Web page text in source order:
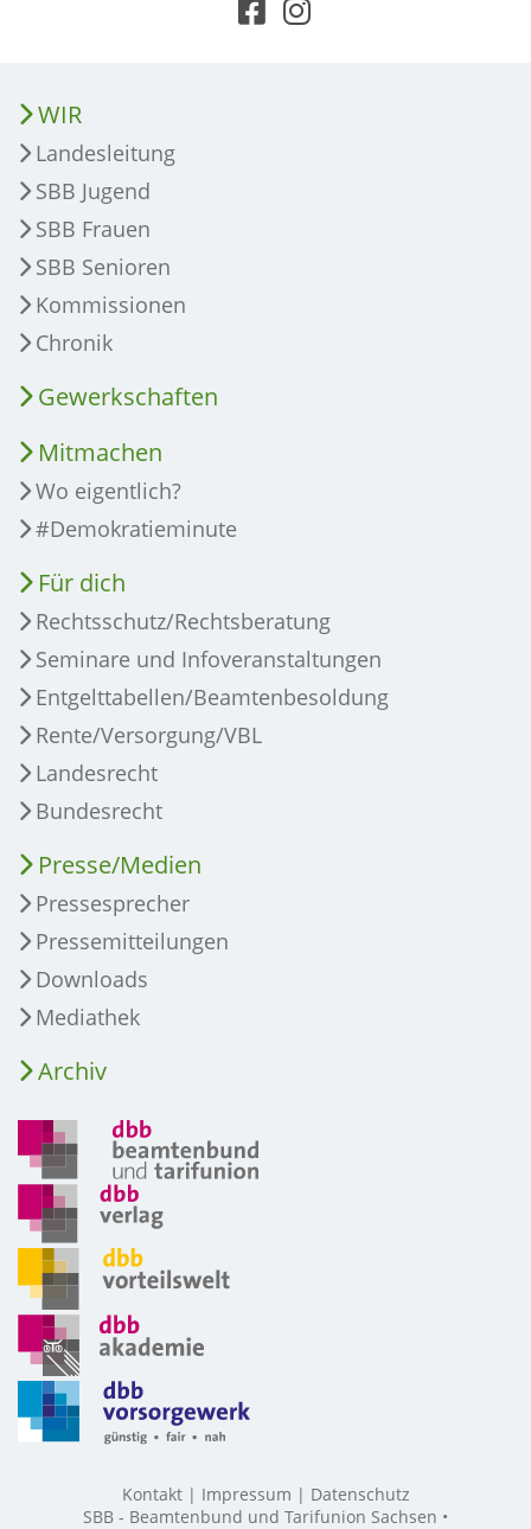
WIR
Landesleitung
SBB Jugend
SBB Frauen
SBB Senioren
Kommissionen
Chronik
Gewerkschaften
Mitmachen
Wo eigentlich?
#Demokratieminute
Für dich
Rechtsschutz/Rechtsberatung
Seminare und Infoveranstaltungen
Entgelttabellen/Beamtenbesoldung
Rente/Versorgung/VBL
Landesrecht
Bundesrecht
Presse/Medien
Pressesprecher
Pressemitteilungen
Downloads
Mediathek
Archiv
Kontakt Impressum
Datenschutz
SBB - Beamtenbund und Tarifunion Sachsen •